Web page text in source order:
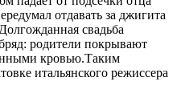
отдавать за джигита
свадьба
родители покрывают
кровью.Таким
итальянского режиссера